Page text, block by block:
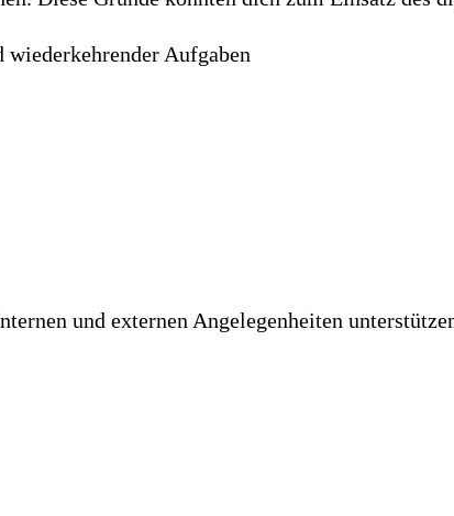
Aufgaben
und externen Angelegenheiten